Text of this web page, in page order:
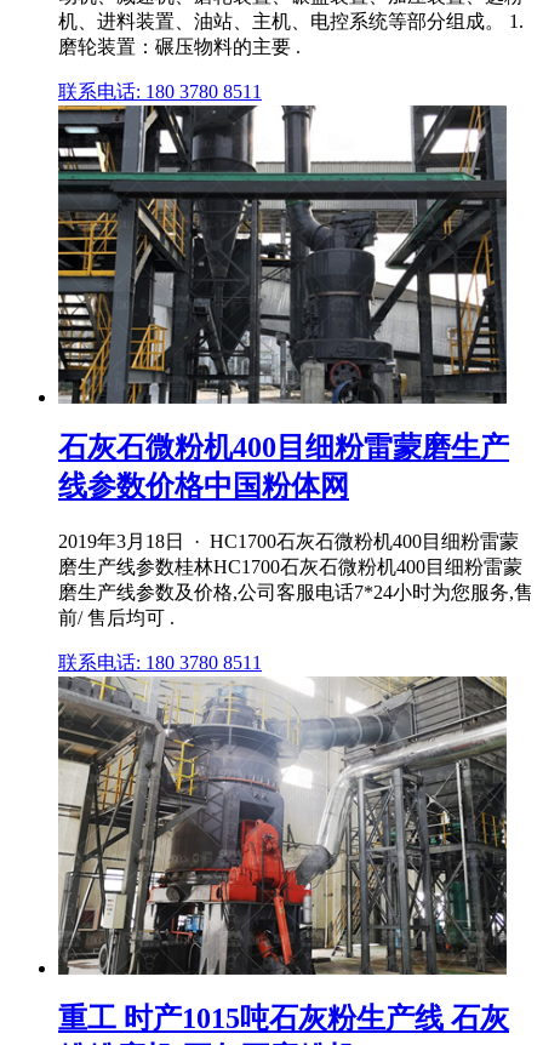
机、进料装置、油站、主机、电控系统等部分组成。 1.
磨轮装置：碾压物料的主要 .
联系电话: 180 3780 8511
石灰石微粉机400目细粉雷蒙磨生产
线参数价格中国粉体网
2019年3月18日 · HC1700石灰石微粉机400目细粉雷蒙
磨生产线参数桂林HC1700石灰石微粉机400目细粉雷蒙
磨生产线参数及价格,公司客服电话7*24小时为您服务,售
前/ 售后均可 .
联系电话: 180 3780 8511
重工 时产1015吨石灰粉生产线 石灰